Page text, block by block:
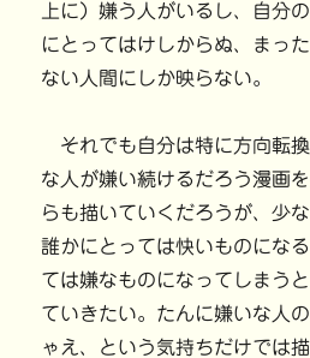
上に）嫌う人がいるし、自分
にとってはけしからぬ、まっ
ない人間にしか映らない。
それでも自分は特に方向転
な人が嫌い続けるだろう漫画
らも描いていくだろうが、少
誰かにとっては快いものにな
ては嫌なものになってしまう
ていきたい。たんに嫌いな人
ゃえ、という気持ちだけでは